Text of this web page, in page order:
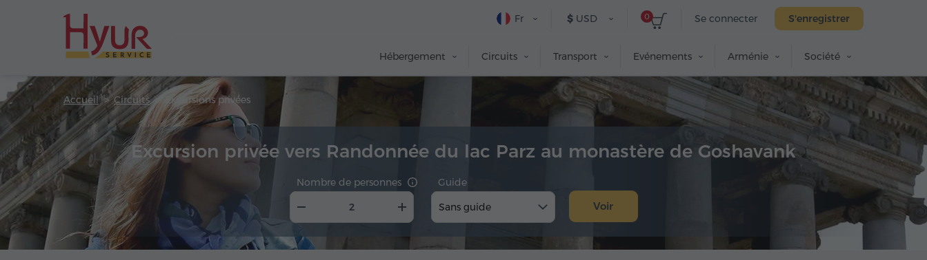
Se connecter S'enregistrer
0
$ USD
Fr
Hébergement Circuits Transport Evénements Arménie Société
Accueil Circuits Excursions privées
Excursion privée vers Randonnée du lac Parz au monastère de Goshavank
Nombre de personnes
Guide
Sans guide
Voir